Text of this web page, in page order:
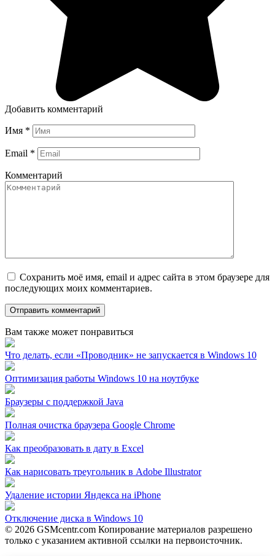
Добавить комментарий
Имя *
Email *
Комментарий
Сохранить моё имя, email и адрес сайта в этом браузере для
последующих моих комментариев.
Вам также может понравиться
Что делать, если «Проводник» не запускается в Windows 10
Оптимизация работы Windows 10 на ноутбуке
Браузеры с поддержкой Java
Полная очистка браузера Google Chrome
Как преобразовать в дату в Excel
Как нарисовать треугольник в Adobe Illustrator
Удаление истории Яндекса на iPhone
Отключение диска в Windows 10
© 2026 GSMcentr.com Копирование материалов разрешено
только с указанием активной ссылки на первоисточник.